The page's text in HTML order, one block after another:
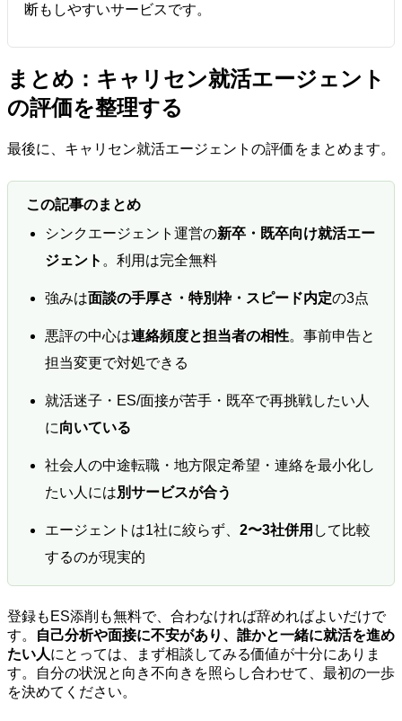
断もしやすいサービスです。
まとめ：キャリセン就活エージェント
の評価を整理する
最後に、キャリセン就活エージェントの評価をまとめます。
この記事のまとめ
シンクエージェント運営の新卒・既卒向け就活エー
ジェント 。利用は完全無料
強みは面談の手厚さ・特別枠・スピード内定の3点
悪評の中心は連絡頻度と担当者の相性。事前申告と
担当変更で対処できる
就活迷子・ES/面接が苦手・既卒で再挑戦したい人
に向いている
社会人の中途転職・地方限定希望・連絡を最小化し
たい人には別サービスが合う
エージェントは1社に絞らず、 2〜3社併用 して比較
するのが現実的
登録もES添削も無料で、合わなければ辞めればよいだけで
す。
自己分析や面接に不安があり、誰かと一緒に就活を進め
たい人にとっては、まず相談してみる価値が十分にありま
す。自分の状況と向き不向きを照らし合わせて、最初の一歩
を決めてください。